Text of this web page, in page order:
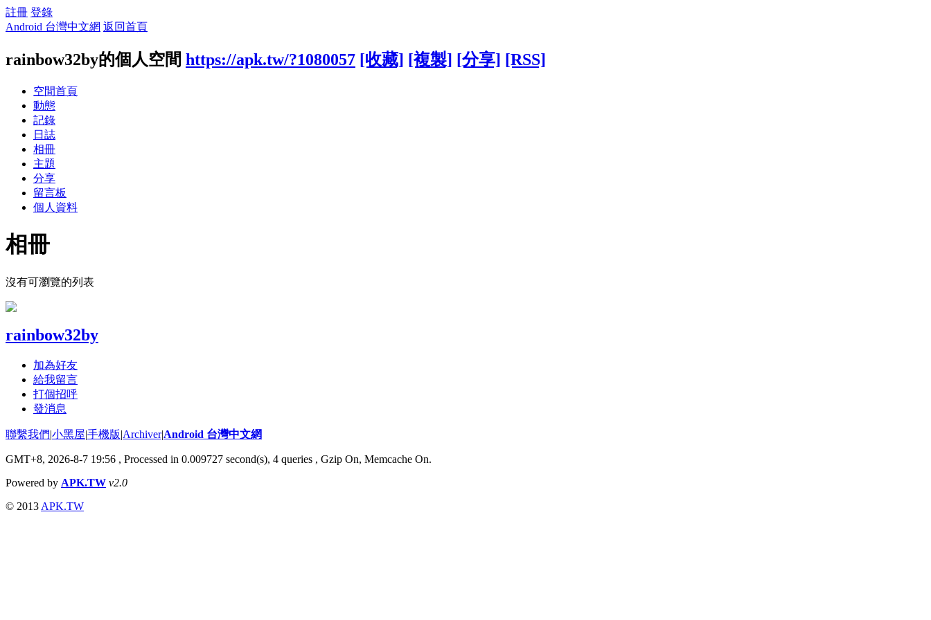
註冊 登錄
Android 台灣中文網 返回首頁
rainbow32by的個人空間 https://apk.tw/?1080057 [收藏] [複製] [分享] [RSS]
空間首頁
動態
記錄
日誌
相冊
主題
分享
留言板
個人資料
相冊
沒有可瀏覽的列表
rainbow32by
加為好友
給我留言
打個招呼
發消息
聯繫我們|小黑屋|手機版|Archiver|Android 台灣中文網
GMT+8, 2026-8-7 19:56 , Processed in 0.009727 second(s), 4 queries , Gzip On, Memcache On.
Powered by APK.TW v2.0
© 2013 APK.TW